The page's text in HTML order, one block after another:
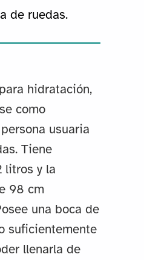
de ruedas.
hidratación,
como
usuaria
Tiene
litros y la
98 cm
una boca de
suficientemente
llenarla de